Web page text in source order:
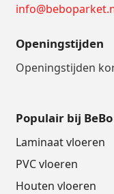
Openingstijden
Openingstijden
Populair bij
Laminaat vloeren
PVC vloeren
Houten vloeren